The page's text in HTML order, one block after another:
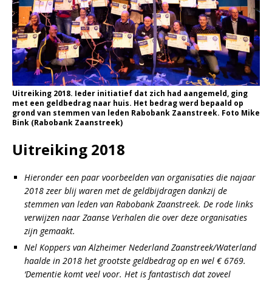
Uitreiking 2018. Ieder initiatief dat zich had aangemeld, ging
met een geldbedrag naar huis. Het bedrag werd bepaald op
grond van stemmen van leden Rabobank Zaanstreek. Foto Mike
Bink (Rabobank Zaanstreek)
Uitreiking 2018
Hieronder een paar voorbeelden van organisaties die najaar
2018 zeer blij waren met de geldbijdragen dankzij de
stemmen van leden van Rabobank Zaanstreek. De rode links
verwijzen naar Zaanse Verhalen die over deze organisaties
zijn gemaakt.
Nel Koppers van Alzheimer Nederland Zaanstreek/Waterland
haalde in 2018 het grootste geldbedrag op en wel € 6769.
‘Dementie komt veel voor. Het is fantastisch dat zoveel